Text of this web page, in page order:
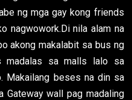
ng mga gay kong friends
nagwowork.Di nila alam na
akong makalabit sa bus ng
madalas sa malls lalo sa
Makailang beses na din sa
Gateway wall pag madaling